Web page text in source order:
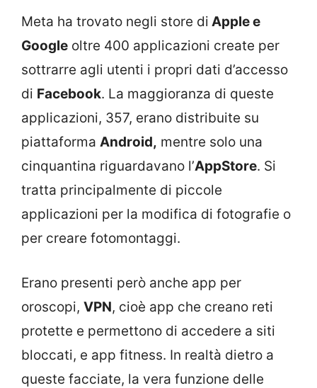
Meta ha trovato negli store di Apple e
Google oltre 400 applicazioni create per
sottrarre agli utenti i propri dati d’accesso
di Facebook. La maggioranza di queste
applicazioni, 357, erano distribuite su
piattaforma Android, mentre solo una
cinquantina riguardavano l’AppStore. Si
tratta principalmente di piccole
applicazioni per la modifica di fotografie o
per creare fotomontaggi.
Erano presenti però anche app per
oroscopi, VPN, cioè app che creano reti
protette e permettono di accedere a siti
bloccati, e app fitness. In realtà dietro a
queste facciate, la vera funzione delle